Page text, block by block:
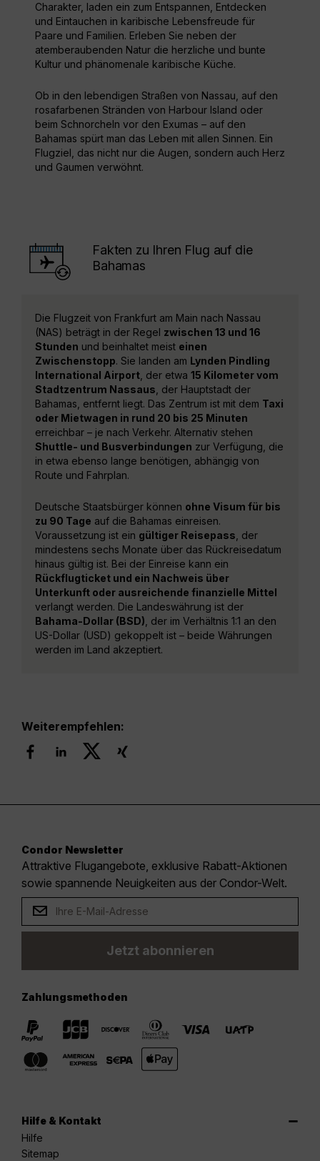
Charakter, laden ein zum Entspannen, Entdecken
und Eintauchen in karibische Lebensfreude für
Paare und Familien. Erleben Sie neben der
atemberaubenden Natur die herzliche und bunte
Kultur und phänomenale karibische Küche.
Ob in den lebendigen Straßen von Nassau, auf den
rosafarbenen Stränden von Harbour Island oder
beim Schnorcheln vor den Exumas – auf den
Bahamas spürt man das Leben mit allen Sinnen. Ein
Flugziel, das nicht nur die Augen, sondern auch Herz
und Gaumen verwöhnt.
Fakten zu Ihren Flug auf die
Bahamas
Die Flugzeit von Frankfurt am Main nach Nassau
(NAS) beträgt in der Regel zwischen 13 und 16
Stunden und beinhaltet meist einen
Zwischenstopp. Sie landen am Lynden Pindling
International Airport , der etwa 15 Kilometer vom
Stadtzentrum Nassaus , der Hauptstadt der
Bahamas, entfernt liegt. Das Zentrum ist mit dem Taxi
oder Mietwagen in rund 20 bis 25 Minuten
erreichbar – je nach Verkehr. Alternativ stehen
Shuttle- und Busverbindungen zur Verfügung, die
in etwa ebenso lange benötigen, abhängig von
Route und Fahrplan.
Deutsche Staatsbürger können ohne Visum für bis
zu 90 Tage auf die Bahamas einreisen.
Voraussetzung ist ein gültiger Reisepass , der
mindestens sechs Monate über das Rückreisedatum
hinaus gültig ist. Bei der Einreise kann ein
Rückflugticket und ein Nachweis über
Unterkunft oder ausreichende finanzielle Mittel
verlangt werden. Die Landeswährung ist der
Bahama-Dollar (BSD) , der im Verhältnis 1:1 an den
US-Dollar (USD) gekoppelt ist – beide Währungen
werden im Land akzeptiert.
Weiterempfehlen:
Condor Newsletter
Attraktive Flugangebote, exklusive Rabatt-Aktionen
sowie spannende Neuigkeiten aus der Condor-Welt.
Jetzt abonnieren
Zahlungsmethoden
Hilfe & Kontakt
Hilfe
Sitemap